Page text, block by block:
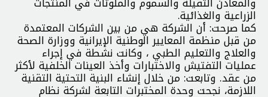
الزراعية والغذائية.
كما صرحت: أن الشركة هي من بين الشركات المعتمدة
من قبل منظمة المعايير الوطنية الإيرانية ووزارة الصحة
والعلاج والتعليم الطبي ، وكانت نشطة في إجراء
عمليات التفتيش والاختبارات وأخذ العينات الخلفية لأكثر
من عقد. وتابعت: من خلال إنشاء البنية التحتية التقنية
اللازمة، نجحت وحدة المختبرات التابعة لشركة نظام